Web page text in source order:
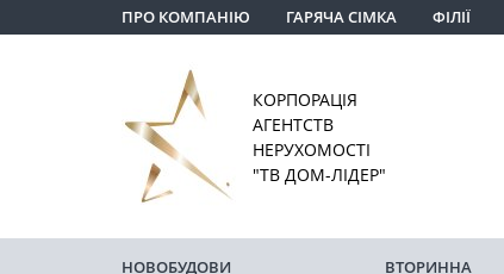
ПРО КОМПАНІЮ ГАРЯЧА СІМКА ФІЛІЇ
КОРПОРАЦІЯ
АГЕНТСТВ
НЕРУХОМОСТІ
"ТВ ДОМ-ЛІДЕР"
НОВОБУДОВИ ВТОРИННА